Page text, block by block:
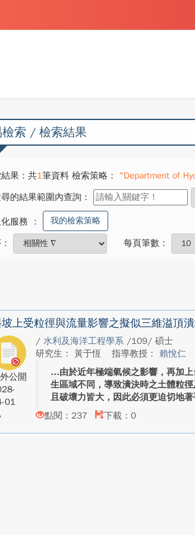
索 / 檢索結果
果：共1筆資料 檢索策略：
"Department of
的結果範圍內查詢：
服務 ： 我的檢索策略
每頁筆數：
上受粒徑與流量影響之擬似三維溢頂
公開
01
/ 水利及海洋工程學系 /109/ 碩士
研究生： 黃于恆
指導教授： 賴悅仁
由於近年極端氣候之影響，再加
生區域不同，導致潰決時之土體粒
且破壞力皆大，因此必須更迫切地
點閱：237
下載：0